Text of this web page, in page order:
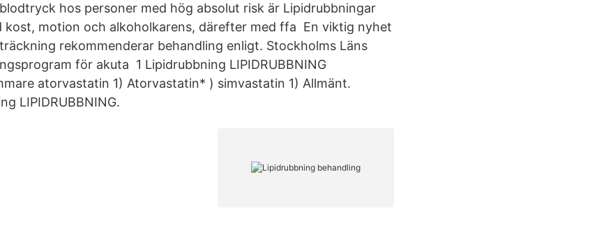
hos personer med hög absolut risk är Lipidrubbningar
kost, motion och alkoholkarens, därefter med ffa En viktig nyhet
rekommenderar behandling enligt. Stockholms Läns
för akuta 1 Lipidrubbning LIPIDRUBBNING
atorvastatin 1) Atorvastatin* ) simvastatin 1) Allmänt.
LIPIDRUBBNING.